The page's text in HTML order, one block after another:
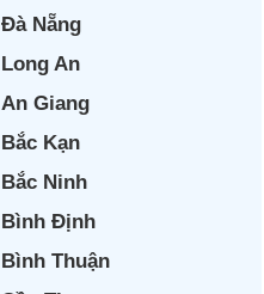
Đà Nẵng
Long An
An Giang
Bắc Kạn
Bắc Ninh
Bình Định
Bình Thuận